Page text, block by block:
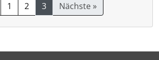
1 2 3 Nächste »